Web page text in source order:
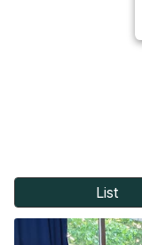
List